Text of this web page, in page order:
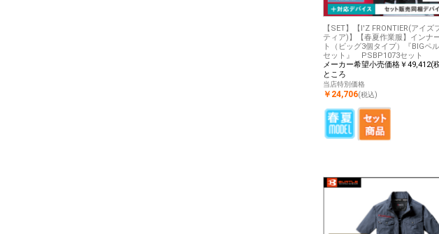
【SET】【I'Z FRONTIER(アイズ
ティア)】【春夏作業服】インナ
ト（ビッグ3個タイプ）『BIGペ
セット』 PSBP1073セット
メーカー希望小売価格￥49,412(
ところ
当店特別価格
￥24,706(税込)